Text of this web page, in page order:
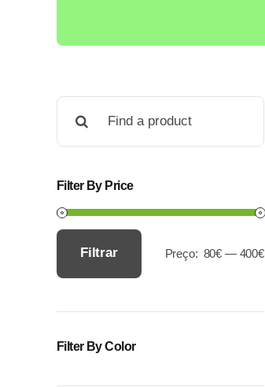
Filter By Price
Filtrar Preço: 80€ — 400€
Filter By Color